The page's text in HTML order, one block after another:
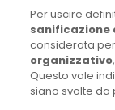
Per uscire
sanificazione
considerata
organizzativo
Questo vale
siano svolte da